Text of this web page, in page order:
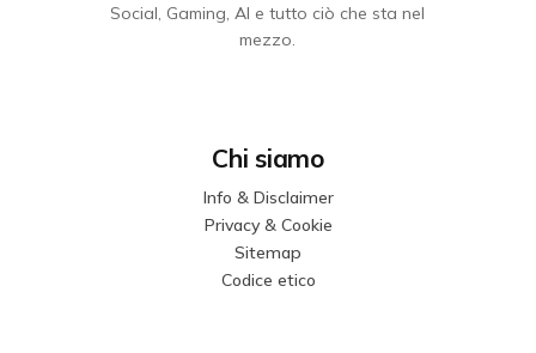
Social, Gaming, AI e tutto ciò che sta nel
mezzo.
Chi siamo
Info & Disclaimer
Privacy & Cookie
Sitemap
Codice etico